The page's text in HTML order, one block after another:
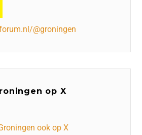
@groningen
op X
ook op X